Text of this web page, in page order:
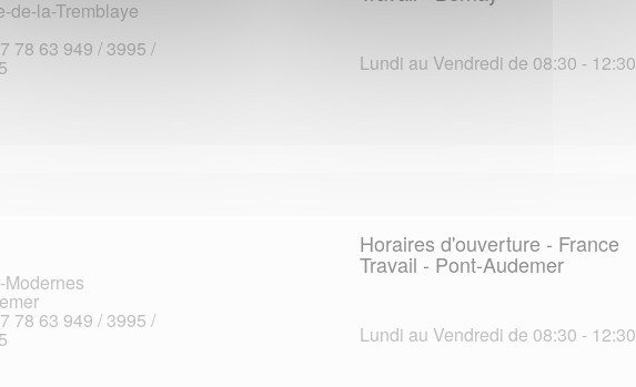
de-la-Tremblaye
78 63 949 / 3995 /
Lundi au Vendredi de 08:30 - 12:30
Modernes
78 63 949 / 3995 /
Horaires d'ouverture - France
Travail - Pont-Audemer
Lundi au Vendredi de 08:30 - 12:30